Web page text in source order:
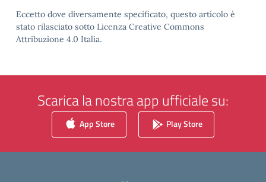
Eccetto dove diversamente specificato, questo articolo è
stato rilasciato sotto Licenza Creative Commons
Attribuzione 4.0 Italia.
Scarica la nostra app ufficiale su:
App Store Play Store